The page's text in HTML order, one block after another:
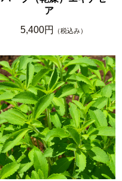
ア
5,400円
（税込み）